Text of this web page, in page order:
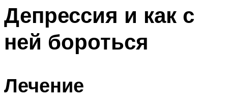
Депрессия и как с
ней бороться
Лечение